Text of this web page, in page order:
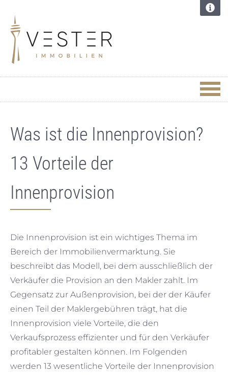
Was ist die Innenprovision?
13 Vorteile der
Innenprovision
Die Innenprovision ist ein wichtiges Thema im
Bereich der Immobilienvermarktung. Sie
beschreibt das Modell, bei dem ausschließlich der
Verkäufer die Provision an den Makler zahlt. Im
Gegensatz zur Außenprovision, bei der der Käufer
einen Teil der Maklergebühren trägt, hat die
Innenprovision viele Vorteile, die den
Verkaufsprozess effizienter und für den Verkäufer
profitabler gestalten können. Im Folgenden
werden 13 wesentliche Vorteile der Innenprovision